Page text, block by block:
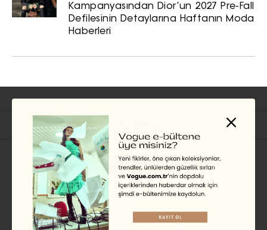
KAYDET
Kampanyasından Dior’un 2027 Pre-Fall
Defilesinin Detaylarına Haftanın Moda
Haberleri
İlgili Başlıklar
GÜNDEM
Müzisyenler Neden Moda
Sektörüne Giriş Yaptı?
ÖYKÜ BADUR